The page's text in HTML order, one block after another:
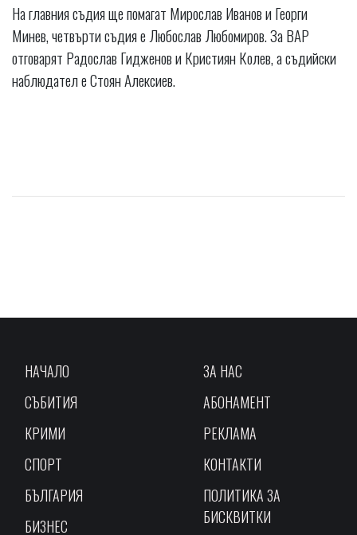
На главния съдия ще помагат Мирослав Иванов и Георги
Минев, четвърти съдия е Любослав Любомиров. За ВАР
отговарят Радослав Гидженов и Кристиян Колев, а съдийски
наблюдател е Стоян Алексиев.
НАЧАЛО
СЪБИТИЯ
КРИМИ
СПОРТ
БЪЛГАРИЯ
БИЗНЕС
ЗА НАС
АБОНАМЕНТ
РЕКЛАМА
КОНТАКТИ
ПОЛИТИКА ЗА
БИСКВИТКИ